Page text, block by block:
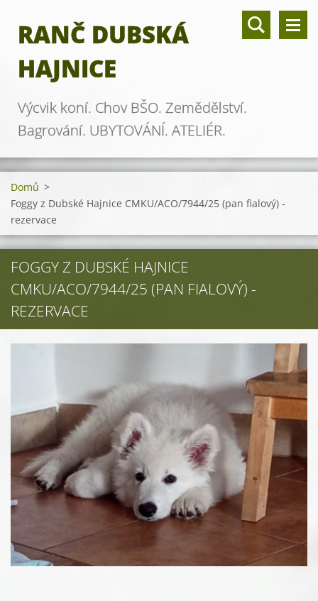
RANČ DUBSKÁ
HAJNICE
Výcvik koní. Chov BŠO. Zemědělství.
Bagrování. UBYTOVÁNÍ. ATELIÉR.
Domů >
Foggy z Dubské Hajnice CMKU/ACO/7944/25 (pan fialový) -
rezervace
FOGGY Z DUBSKÉ HAJNICE
CMKU/ACO/7944/25 (PAN FIALOVÝ) -
REZERVACE